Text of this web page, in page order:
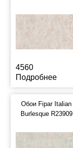
4560
Подробнее
Обои Fipar Italian
Burlesque R23909